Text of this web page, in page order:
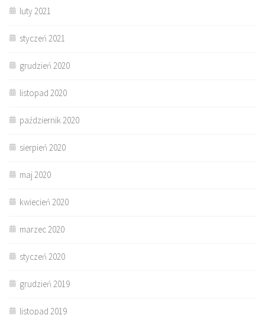
luty 2021
styczeń 2021
grudzień 2020
listopad 2020
październik 2020
sierpień 2020
maj 2020
kwiecień 2020
marzec 2020
styczeń 2020
grudzień 2019
listopad 2019